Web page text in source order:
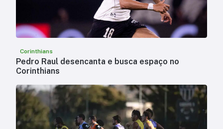
Corinthians
Pedro Raul desencanta e busca espaço no
Corinthians